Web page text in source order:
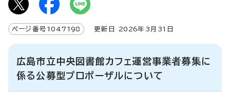
ページ番号 1047198 更新日 2026年3月 31 日
広島市立中央図書館カフェ運営事業者募集に
係る公募型プロポーザルについて